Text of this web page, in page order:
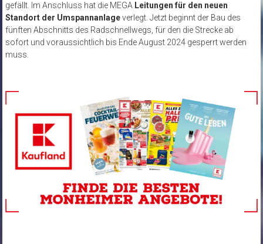
gefällt. Im Anschluss hat die MEGA Leitungen für den neuen
Standort der Umspannanlageverlegt. Jetzt beginnt der Bau des
fünften Abschnitts des Radschnellwegs, für den die Strecke ab
sofort und voraussichtlich bis Ende August 2024 gesperrt werden
muss.